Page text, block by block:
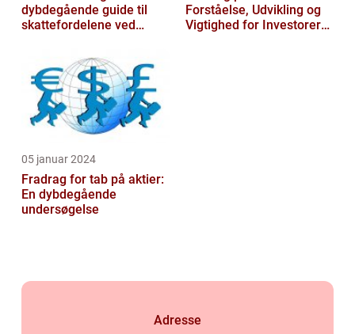
dybdegående guide til
skattefordelene ved
Forståelse, Udvikling og
Vigtighed for Investorer
05 januar 2024
Fradrag for tab på aktier:
En dybdegående
undersøgelse
Adresse